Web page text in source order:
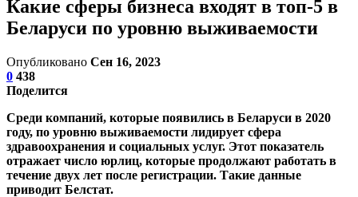
Какие сферы бизнеса входят в топ-5 в
Беларуси по уровню выживаемости
Опубликовано Сен 16, 2023
0 438
Поделится
Среди компаний, которые появились в Беларуси в 2020
году, по уровню выживаемости лидирует сфера
здравоохранения и социальных услуг. Этот показатель
отражает число юрлиц, которые продолжают работать в
течение двух лет после регистрации. Такие данные
приводит Белстат.